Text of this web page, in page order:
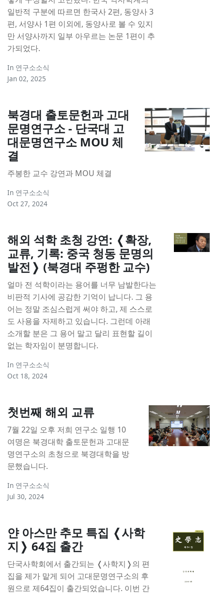
일반적 구분에 따르면 한국사 2편, 동양사 3
편, 서양사 1편 이외에, 동양사로 볼 수 있지
만 서양사까지 일부 아우르는 논문 1편이 추
가되었다.
In 연구소소식
Jan 02, 2025
북경대 출토문헌과 고대
문명연구소 - 단국대 고
대문명연구소 MOU 체
결
주봉한 교수 강연과 MOU 체결
In 연구소소식
Oct 27, 2024
해외 석학 초청 강연: ❬확장,
교류, 기록: 중국 청동 문명의
발전❭ (북경대 주펑한 교수)
얼마 전 석학이라는 용어를 너무 남발한다는
비판적 기사에 공감한 기억이 납니다. 그 용
어는 정말 조심스럽게 써야 하고, 제 스스로
도 사용을 자제하고 있습니다. 그런데 아래
소개할 분은 그 용어 말고 달리 표현할 길이
없는 학자임이 분명합니다.
In 연구소소식
Oct 18, 2024
첫번째 해외 교류
7월 22일 오후 저희 연구소 일행 10
여명은 북경대학 출토문헌과 고대문
명연구소의 초청으로 북경대학을 방
문했습니다.
In 연구소소식
Jul 30, 2024
얀 아스만 추모 특집 ❬사학
지❭ 64집 출간
단국사학회에서 출간되는 ❬사학지❭의 편
집을 제가 맡게 되어 고대문명연구소의 후
원으로 제64집이 출간되었습니다. 이번 간